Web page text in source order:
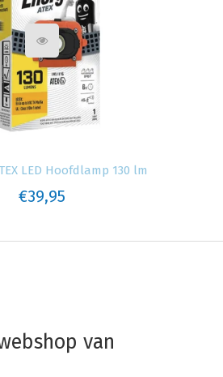
LED Hoofdlamp 130 lm
€39,95
van